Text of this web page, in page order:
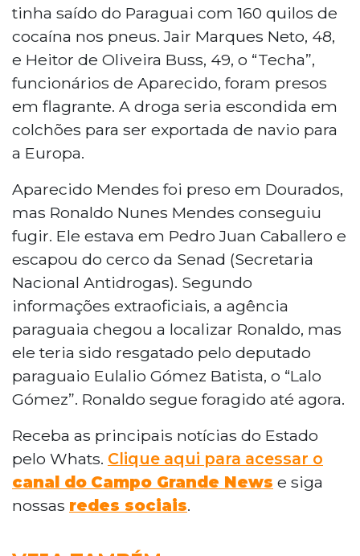
tinha saído do Paraguai com 160 quilos de
cocaína nos pneus. Jair Marques Neto, 48,
e Heitor de Oliveira Buss, 49, o “Techa”,
funcionários de Aparecido, foram presos
em flagrante. A droga seria escondida em
colchões para ser exportada de navio para
a Europa.
Aparecido Mendes foi preso em Dourados,
mas Ronaldo Nunes Mendes conseguiu
fugir. Ele estava em Pedro Juan Caballero e
escapou do cerco da Senad (Secretaria
Nacional Antidrogas). Segundo
informações extraoficiais, a agência
paraguaia chegou a localizar Ronaldo, mas
ele teria sido resgatado pelo deputado
paraguaio Eulalio Gómez Batista, o “Lalo
Gómez”. Ronaldo segue foragido até agora.
Receba as principais notícias do Estado
pelo Whats. Clique aqui para acessar o
canal do Campo Grande News e siga
nossas redes sociais.